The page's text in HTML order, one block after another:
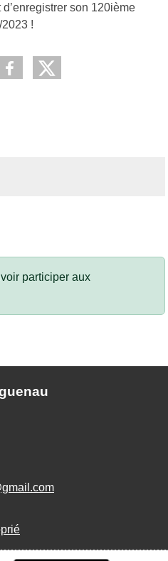
son 120ième
!
participer aux